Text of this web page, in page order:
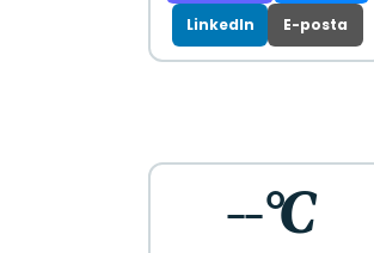
LinkedIn E-posta
--°C